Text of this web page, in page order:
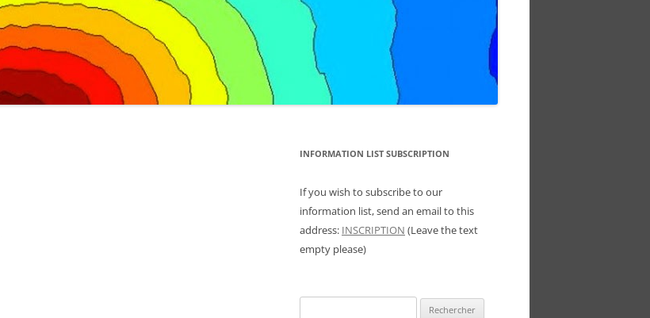
INFORMATION LIST SUBSCRIPTION
If you wish to subscribe to our
information list, send an email to this
address: INSCRIPTION (Leave the text
empty please)